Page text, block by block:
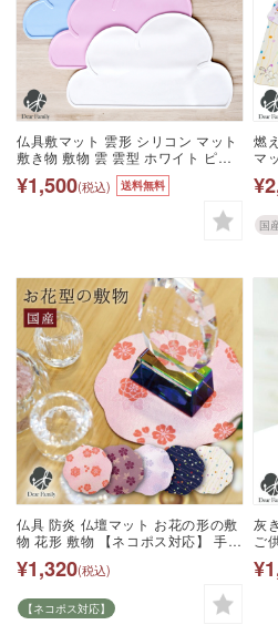
仏具敷マット 雲形 シリコン マット
敷き物 敷物 雲 雲型 ホワイト ピン
ク ブルー 水色 ライトブルー 仏具
手元供養 水子供養 シンプル 仏壇マ
ット 経机掛け かわいい おしゃれ
¥1,500(税込) 送料無料
燃
マ
無
敷
い
ミ
国
仏具 防炎 仏壇マット お花の形の敷
物 花形 敷物 【ネコポス対応】 手元
供養 水子供養 敷物 マット 花 金襴
花形 仏器敷 難燃加工 マット 和柄
ピンク 紫 紺 ネイビー 白 クリーム
ドット 水玉 藤色 安全 かわいい お
しゃれ 花 桜特集
¥1,320(税込)
【ネコポス対応】
灰
ご
れ
浄